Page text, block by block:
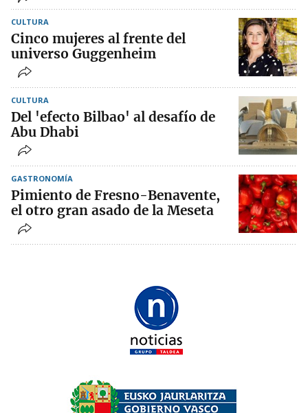
CULTURA
Cinco mujeres al frente del
universo Guggenheim
CULTURA
Del 'efecto Bilbao' al desafío de
Abu Dhabi
GASTRONOMÍA
Pimiento de Fresno-Benavente,
el otro gran asado de la Meseta